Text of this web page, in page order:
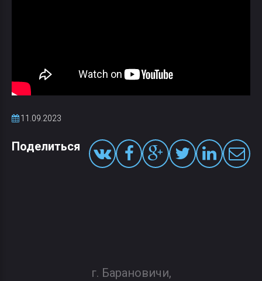
11.09.2023
Поделиться
г. Барановичи,